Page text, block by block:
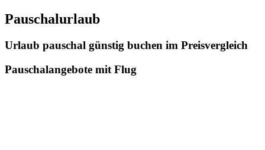
Pauschalurlaub
Urlaub pauschal günstig buchen im Preisvergleich
Pauschalangebote mit Flug